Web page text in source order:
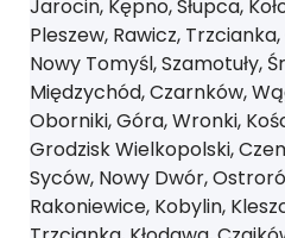
Jarocin, Kępno, Słupca,
Pleszew, Rawicz,
Nowy Tomyśl, Szamotuły,
Międzychód, Czarnków,
Oborniki, Góra, Wronki,
Grodzisk Wielkopolski,
Syców, Nowy Dwór,
Rakoniewice, Kobylin,